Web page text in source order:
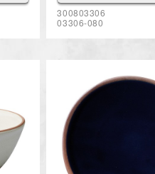
300803306
03306-080